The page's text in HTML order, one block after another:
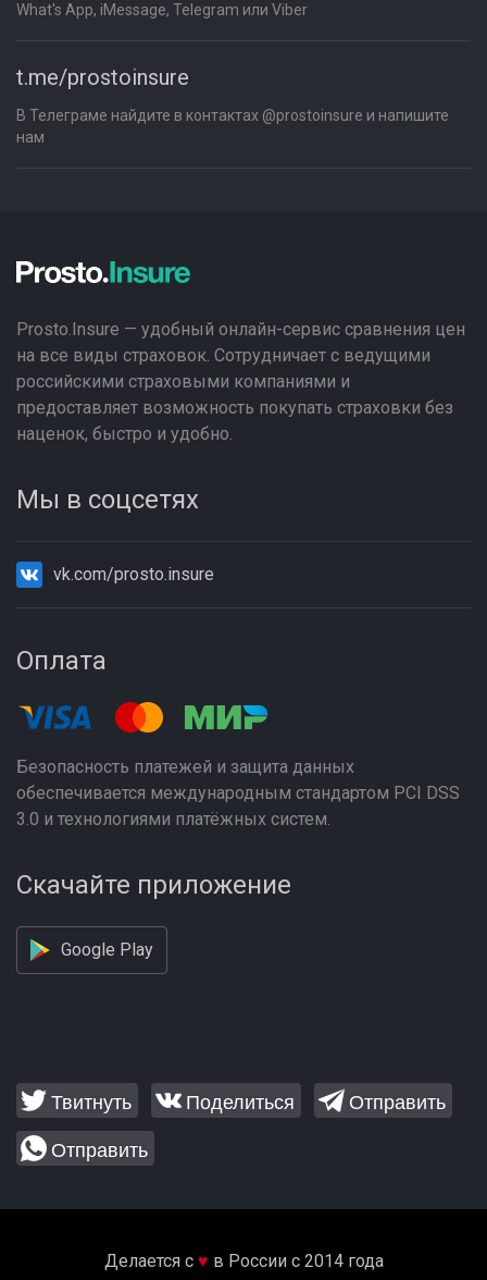
What's App, iMessage, Telegram или Viber
t.me/prostoinsure
В Телеграме найдите в контактах @prostoinsure и напишите
нам
Prosto.Insure — удобный онлайн-сервис сравнения цен
на все виды страховок. Сотрудничает с ведущими
российскими страховыми компаниями и
предоставляет возможность покупать страховки без
наценок, быстро и удобно.
Мы в соцсетях
vk.com/prosto.insure
Оплата
Безопасность платежей и защита данных
обеспечивается международным стандартом PCI DSS
3.0 и технологиями платёжных систем.
Скачайте приложение
Google Play
Твитнуть Поделиться
Отправить
Отправить
Делается с ♥ в России с 2014 года